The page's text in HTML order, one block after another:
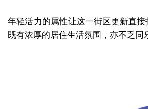
年轻活力的属性让这一街区更新直
既有浓厚的居住生活氛围，亦不乏